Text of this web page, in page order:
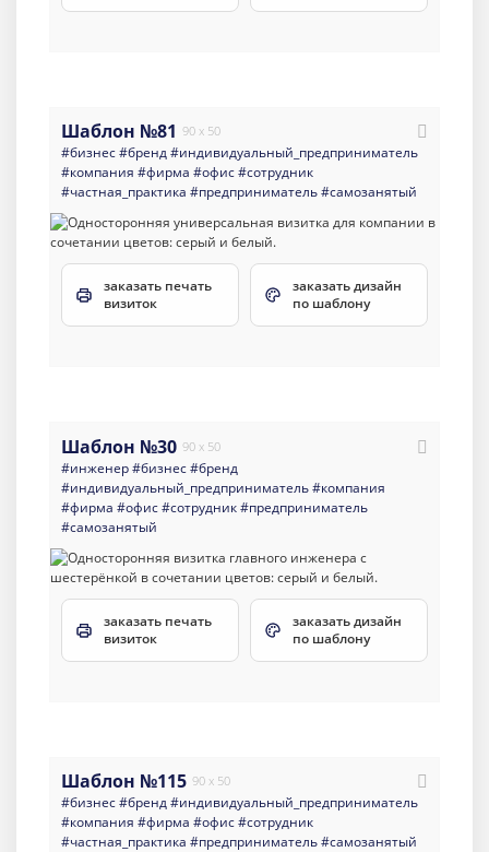
Шаблон №81 90 x 50
#бизнес#бренд#индивидуальный_предприниматель
#компания #фирма #офис#сотрудник
#частная_практика #предприниматель#самозанятый
заказать печать
визиток
заказать дизайн
по шаблону
Шаблон №30 90 x 50
#инженер#бизнес#бренд
#индивидуальный_предприниматель#компания
#фирма #офис#сотрудник#предприниматель
#самозанятый
заказать печать
визиток
заказать дизайн
по шаблону
Шаблон №115 90 x 50
#бизнес#бренд#индивидуальный_предприниматель
#компания #фирма #офис#сотрудник
#частная_практика #предприниматель#самозанятый